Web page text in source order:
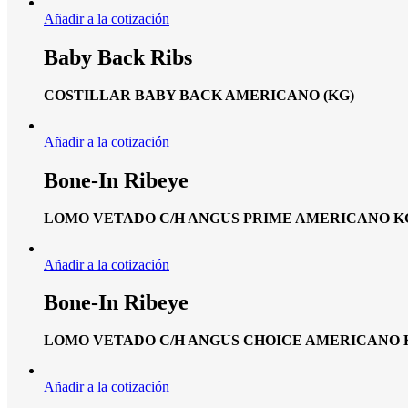
Añadir a la cotización
Baby Back Ribs
COSTILLAR BABY BACK AMERICANO (KG)
Añadir a la cotización
Bone-In Ribeye
LOMO VETADO C/H ANGUS PRIME AMERICANO
Añadir a la cotización
Bone-In Ribeye
LOMO VETADO C/H ANGUS CHOICE AMERICANO
Añadir a la cotización